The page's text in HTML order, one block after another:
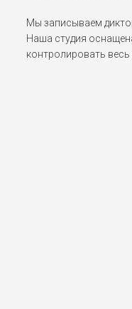
Мы записываем
Наша студия
контролировать